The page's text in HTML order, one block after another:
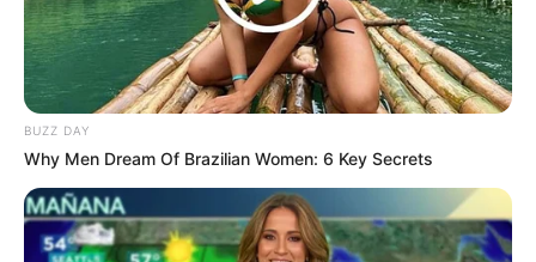
aus!
August 25, 2025 byanna
DerSpaghettikürbishat in den letzten Jahren
immer mehr Fans gewonnen – und das nicht
ohne Grund. Mit seiner außergewöhnlichen
BUZZ DAY
Why Men Dream Of Brazilian Women: 6 Key Secrets